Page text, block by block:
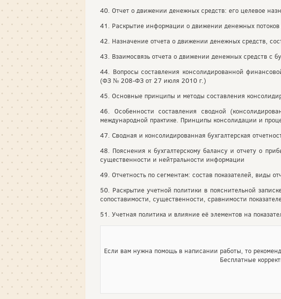
40. Отчет о движении денежных средств: его целевое
41. Раскрытие информации о движении денежных потоков
42. Назначение отчета о движении денежных средств,
43. Взаимосвязь отчета о движении денежных средств с
44. Вопросы составления консолидированной
(ФЗ № 208-ФЗ от 27 июля 2010 г.)
45. Основные принципы и методы составления
46. Особенности составления сводной
международной практике. Принципы консолидации и
47. Сводная и консолидированная бухгалтерская
48. Пояснения к бухгалтерскому балансу и отчету о
существенности и нейтральности информации
49. Отчетность по сегментам: состав показателей, виды
50. Раскрытие учетной политики в пояснительной
сопоставимости, существенности, сравнимости
51. Учетная политика и влияние её элементов на
Если вам нужна помощь в написании работы, то
Бесплатные